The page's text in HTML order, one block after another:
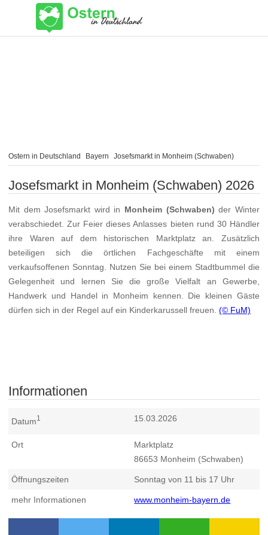
Ostern in Deutschland Bayern Josefsmarkt in Monheim (Schwaben)
Josefsmarkt in Monheim (Schwaben) 2026
Mit dem Josefsmarkt wird in Monheim (Schwaben) der Winter
verabschiedet. Zur Feier dieses Anlasses bieten rund 30 Händler
ihre Waren auf dem historischen Marktplatz an. Zusätzlich
beteiligen sich die örtlichen Fachgeschäfte mit einem
verkaufsoffenen Sonntag. Nutzen Sie bei einem Stadtbummel die
Gelegenheit und lernen Sie die große Vielfalt an Gewerbe,
Handwerk und Handel in Monheim kennen. Die kleinen Gäste
dürfen sich in der Regel auf ein Kinderkarussell freuen.(© FuM)
Informationen
Datum1 15.03.2026
Ort
Marktplatz
86653 Monheim (Schwaben)
Öffnungszeiten Sonntag von 11 bis 17 Uhr
mehr Informationen www.monheim-bayern.de